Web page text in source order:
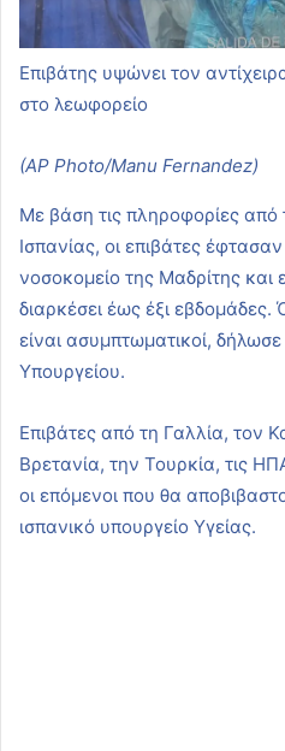
Eπιβάτης υψώνει τον
στο λεωφορείο
(AP Photo/Manu Fernandez)
Με βάση τις πληροφορίες από
Ισπανίας, οι επιβάτες
νοσοκομείο της Μαδρίτης και
διαρκέσει έως έξι εβδομάδες.
είναι ασυμπτωματικοί,
Υπουργείου.
Επιβάτες από τη Γαλλία, τον
Βρετανία, την Τουρκία, τις
οι επόμενοι που θα
ισπανικό υπουργείο Υγείας.